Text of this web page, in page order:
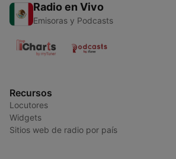
Radio en Vivo
Emisoras y Podcasts
Recursos
Locutores
Widgets
Sitios web de radio por país